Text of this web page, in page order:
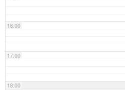
16:00
17:00
18:00